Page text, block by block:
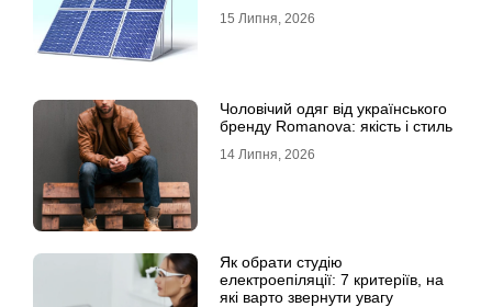
15 Липня, 2026
Чоловічий одяг від українського
бренду Romanova: якість і стиль
14 Липня, 2026
Як обрати студію
електроепіляції: 7 критеріїв, на
які варто звернути увагу